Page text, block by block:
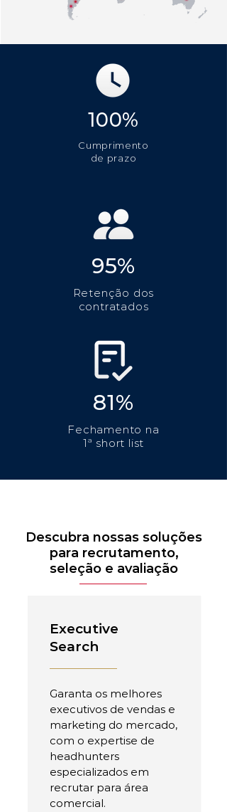
100%
Cumprimento
de prazo
95%
Retenção dos
contratados
81%
Fechamento na
1ª short list
Descubra nossas soluções
para recrutamento,
seleção e avaliação
Executive
Search
Garanta os melhores
executivos de vendas e
marketing do mercado,
com o expertise de
headhunters
especializados em
recrutar para área
comercial.